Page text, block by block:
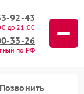
92-43
до 21:00
33-26
по РФ
Позвонить